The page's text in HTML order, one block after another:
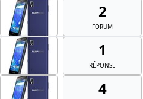
2
FORUM
1
RÉPONSE
4